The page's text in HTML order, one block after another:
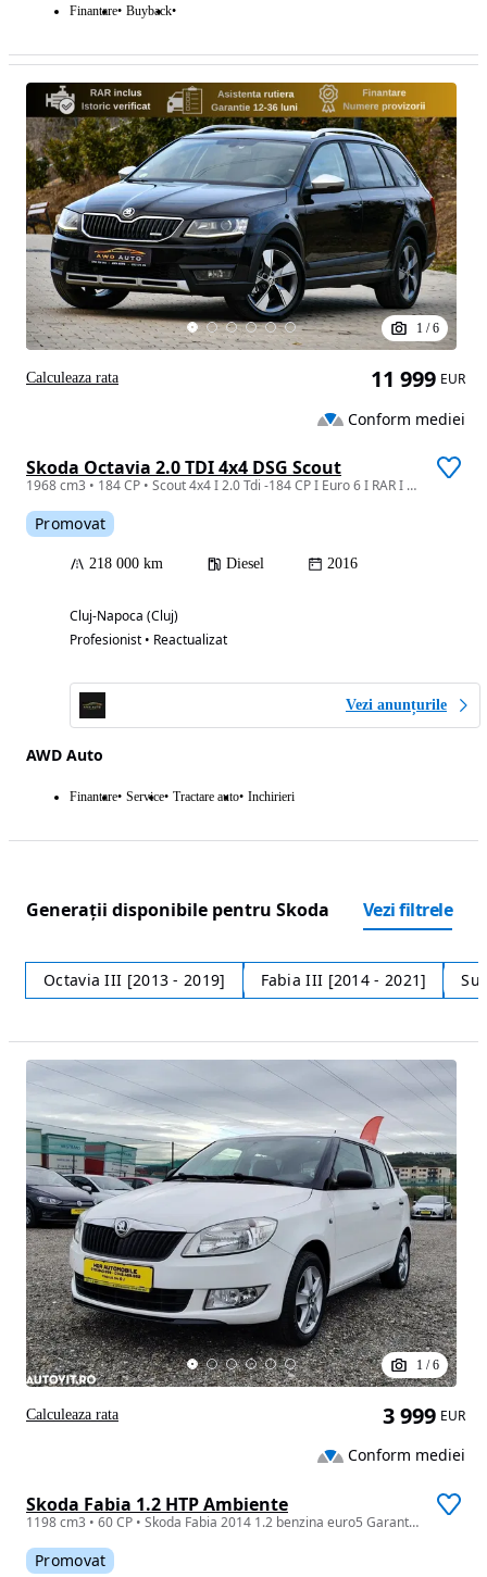
Finantare Buyback
1 /6
Skoda Octavia 2.0 TDI 4x4 DSG Scout
1968 cm3 • 184 CP • Scout 4x4 I 2.0 Tdi -184 CP I Euro 6 I RAR I REVIZIE
Promovat
218 000 km Diesel 2016
Cluj-Napoca (Cluj)
Profesionist • Reactualizat
Vezi anunțurile
AWD Auto
Finantare Service Tractare auto Inchirieri
11 999 EUR
Conform mediei
Calculeaza rata
Generații disponibile pentru Skoda Vezi filtrele
Octavia III [2013 - 2019] Fabia III [2014 - 2021]
1 /6
Skoda Fabia 1.2 HTP Ambiente
1198 cm3 • 60 CP • Skoda Fabia 2014 1.2 benzina euro5 Garantie/Rate
Promovat
3 999 EUR
Conform mediei
Calculeaza rata